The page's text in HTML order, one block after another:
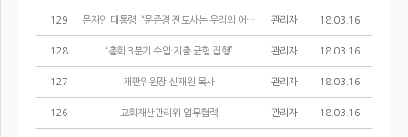
129 문재인 대통령, “문준경 전도사는 우리의 어머니” 관리자 18.03.16
128 “총회 3분기 수입·지출 균형 집행” 관리자 18.03.16
127 재판위원장 신재원 목사 관리자 18.03.16
126 교회재산관리위 업무협력 관리자 18.03.16